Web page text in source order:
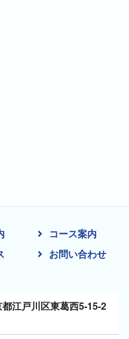
コース案内
お問い合わせ
江戸川区東葛西5-15-2